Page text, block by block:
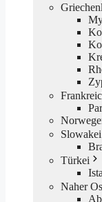
Slowakei
Türkei
Naher